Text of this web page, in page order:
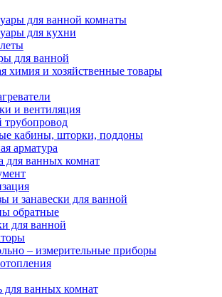
для ванной комнаты
для кухни
для ванной
химия и хозяйственные товары
и вентиляция
трубопровод
кабины, шторки, поддоны
арматура
для ванных комнат
и занавески для ванной
обратные
для ванной
– измерительные приборы
для ванных комнат